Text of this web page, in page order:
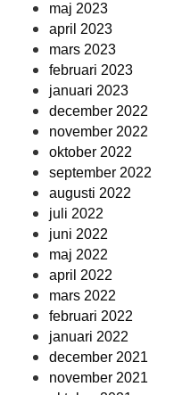
maj 2023
april 2023
mars 2023
februari 2023
januari 2023
december 2022
november 2022
oktober 2022
september 2022
augusti 2022
juli 2022
juni 2022
maj 2022
april 2022
mars 2022
februari 2022
januari 2022
december 2021
november 2021